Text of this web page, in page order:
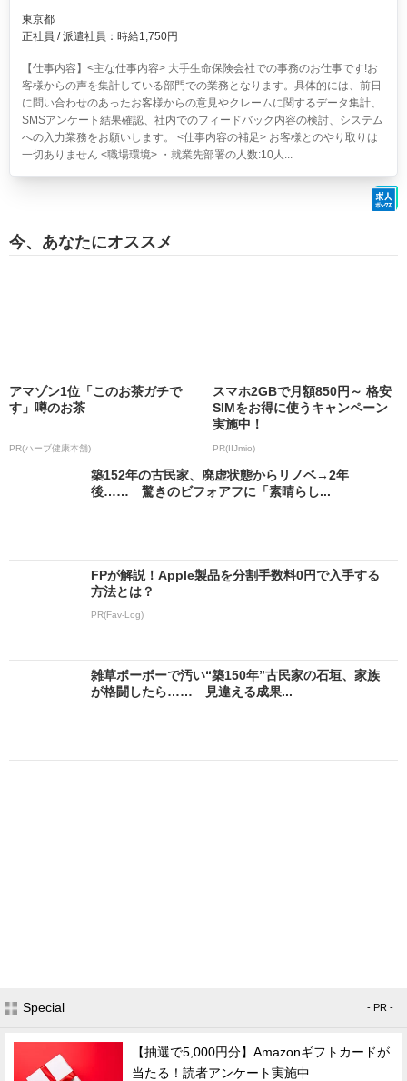
東京都
正社員 / 派遣社員：時給1,750円
【仕事内容】<主な仕事内容> 大手生命保険会社での事務のお仕事です!お
客様からの声を集計している部門での業務となります。具体的には、前日
に問い合わせのあったお客様からの意見やクレームに関するデータ集計、
SMSアンケート結果確認、社内でのフィードバック内容の検討、システム
への入力業務をお願いします。 <仕事内容の補足> お客様とのやり取りは
一切ありません <職場環境> ・就業先部署の人数:10人...
今、あなたにオススメ
アマゾン1位「このお茶ガチで
す」噂のお茶
PR(ハーブ健康本舗)
スマホ2GBで月額850円～ 格安
SIMをお得に使うキャンペーン
実施中！
PR(IIJmio)
築152年の古民家、廃虚状態からリノベ→2年
後…… 驚きのビフォアフに「素晴らし...
FPが解説！Apple製品を分割手数料0円で入手する
方法とは？
PR(Fav-Log)
雑草ボーボーで汚い“築150年”古民家の石垣、家族
が格闘したら…… 見違える成果...
Special - PR -
【抽選で5,000円分】Amazonギフトカードが
当たる！読者アンケート実施中